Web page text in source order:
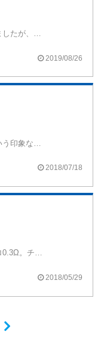
2019/08/26
2018/07/18
爆炎でヤッタレ。との事でしたのでクリアロ0.3Ω。チェーンするにはちょうどいい味の濃さだとは思いますが、もっと味濃くしてもいいと思います。
2018/05/29